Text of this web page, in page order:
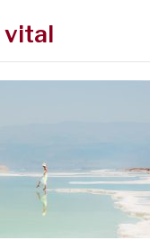
vital